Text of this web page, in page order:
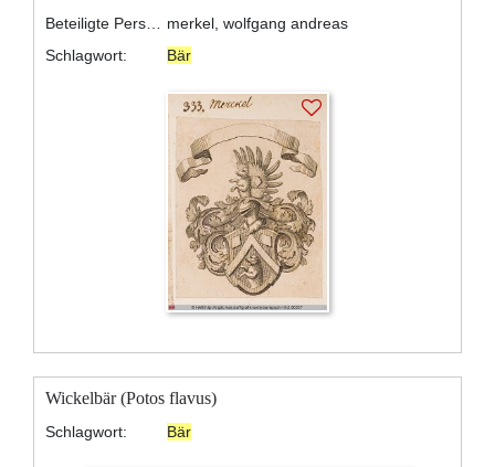
merkel, wolfgang andreas
Schlagwort:
Bär
Wickelbär (Potos flavus)
Schlagwort: Bär